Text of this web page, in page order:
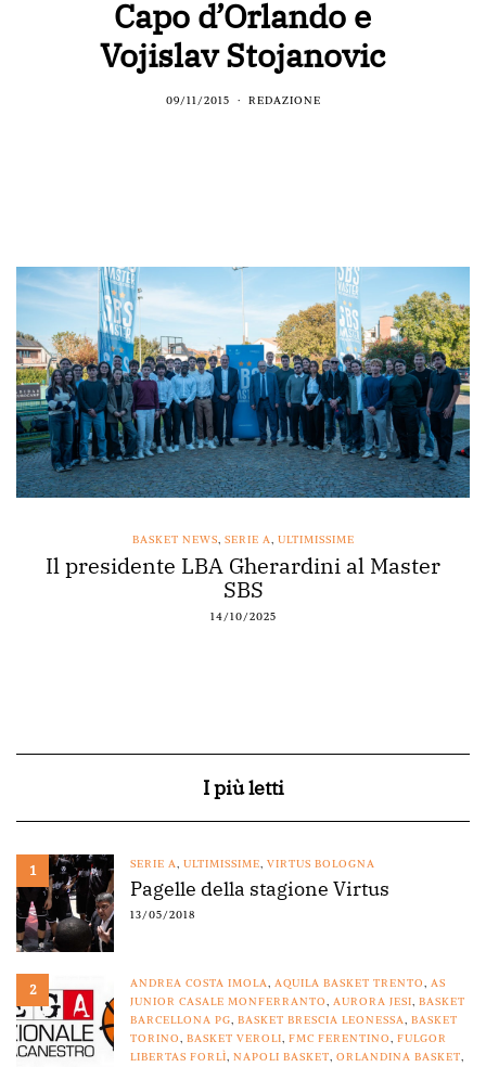
Capo d’Orlando e
Vojislav Stojanovic
09/11/2015 REDAZIONE
BASKET NEWS, SERIE A, ULTIMISSIME
Il presidente LBA Gherardini al Master
SBS
14/10/2025
I più letti
1 SERIE A, ULTIMISSIME, VIRTUS BOLOGNA
Pagelle della stagione Virtus
13/05/2018
2 ANDREA COSTA IMOLA, AQUILA BASKET TRENTO, AS
JUNIOR CASALE MONFERRANTO, AURORA JESI, BASKET
BARCELLONA PG, BASKET BRESCIA LEONESSA, BASKET
TORINO, BASKET VEROLI, FMC FERENTINO, FULGOR
LIBERTAS FORLÌ, NAPOLI BASKET, ORLANDINA BASKET,